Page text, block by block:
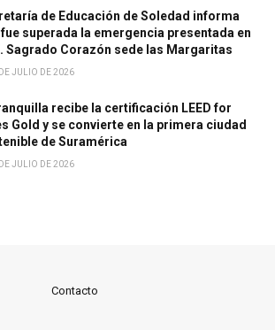
de Educación de Soledad informa
superada la emergencia presentada en
Sagrado Corazón sede las Margaritas
JULIO DE 2026
recibe la certificación LEED for
Gold y se convierte en la primera ciudad
de Suramérica
JULIO DE 2026
Contacto